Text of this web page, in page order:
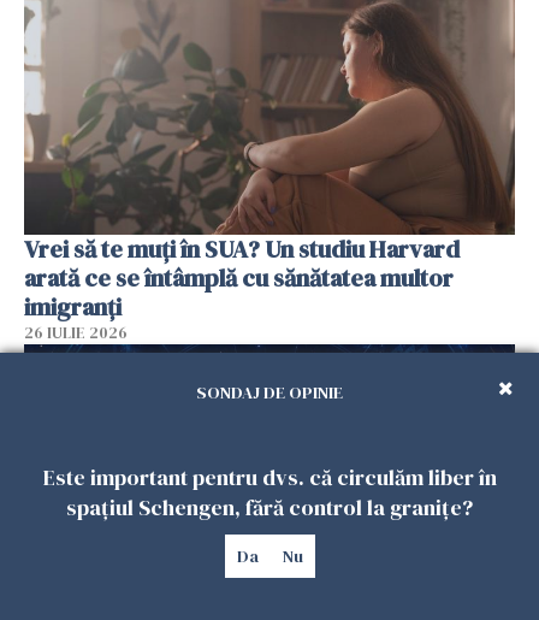
Vrei să te muți în SUA? Un studiu Harvard
arată ce se întâmplă cu sănătatea multor
imigranți
26 IULIE 2026
SONDAJ DE OPINIE
Este important pentru dvs. că circulăm liber în
spațiul Schengen, fără control la granițe?
Da Nu